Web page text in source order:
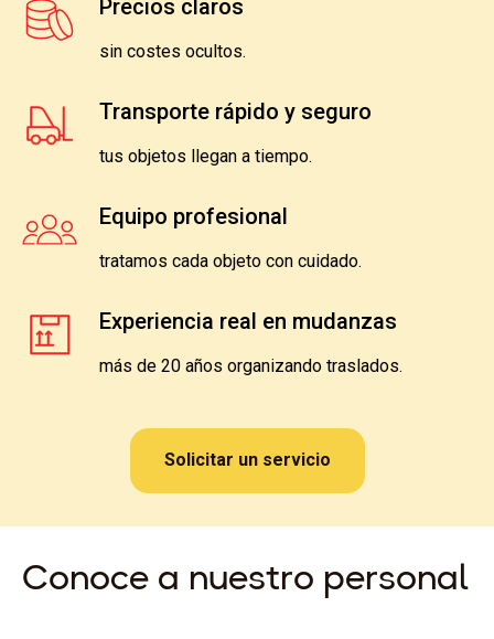
Precios claros
sin costes ocultos.
Transporte rápido y seguro
tus objetos llegan a tiempo.
Equipo profesional
tratamos cada objeto con cuidado.
Experiencia real en mudanzas
más de 20 años organizando traslados.
Solicitar un servicio
Conoce a nuestro personal